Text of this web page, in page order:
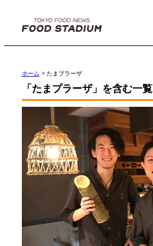
ホーム > たまプラーザ
「たまプラーザ」を含む一覧